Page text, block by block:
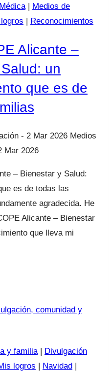
| Medios de
| Reconocimientos
Alicante –
un
que es de
2 Mar 2026
Mar 2026
– Bienestar y Salud:
es de todas las
agradecida. He
Alicante – Bienestar
que lleva mi
y familia | Divulgación
logros | Navidad |